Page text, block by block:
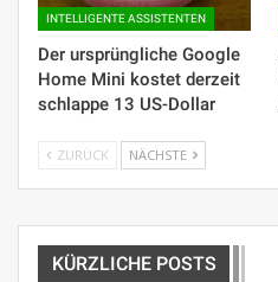
INTELLIGENTE ASSISTENTEN
Der ursprüngliche Google
Home Mini kostet derzeit
schlappe 13 US-Dollar
ZURÜCK NÄCHSTE
KÜRZLICHE POSTS